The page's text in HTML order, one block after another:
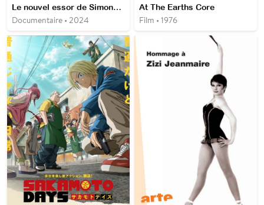
Le nouvel essor de Simone Biles
Documentaire • 2024
At The Earths Core
Film • 1976